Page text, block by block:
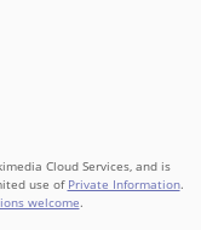
Cloud Services, and is
use of Private Information.
welcome.